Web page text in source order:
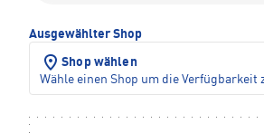
Ausgewählter Shop
Shop wählen
Wähle einen Shop um die Verfügbarkeit